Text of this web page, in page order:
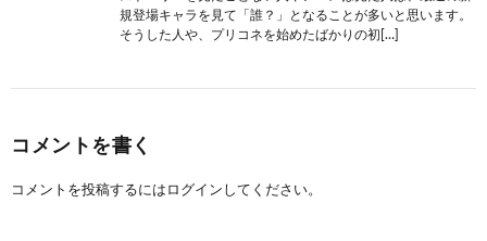
規登場キャラを見て「誰？」となることが多いと思います。
そうした人や、プリコネを始めたばかりの初[…]
コメントを書く
コメントを投稿するには ログイン してください。